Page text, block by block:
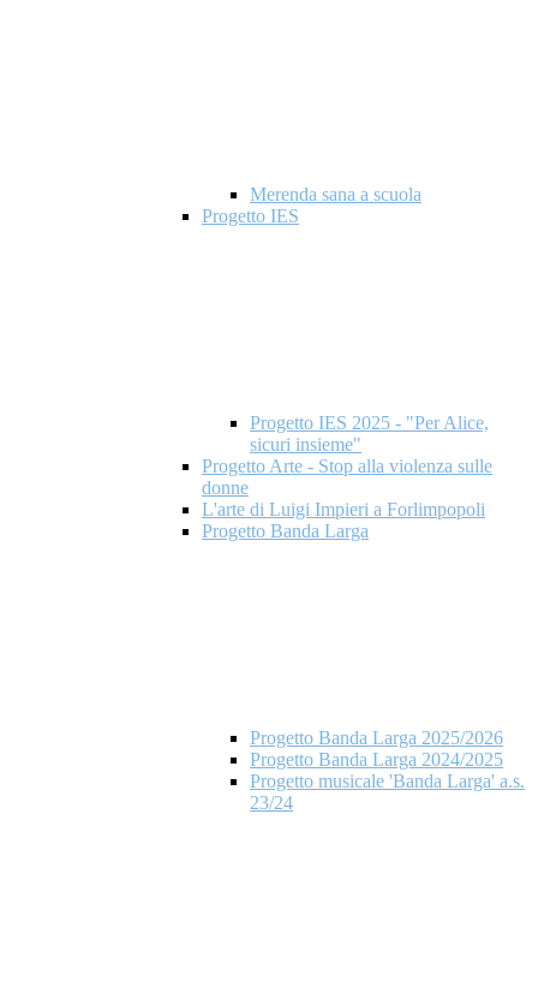
Merenda sana a scuola
Progetto IES
Progetto IES 2025 - "Per Alice,
sicuri insieme"
Progetto Arte - Stop alla violenza sulle
donne
L'arte di Luigi Impieri a Forlimpopoli
Progetto Banda Larga
Progetto Banda Larga 2025/2026
Progetto Banda Larga 2024/2025
Progetto musicale 'Banda Larga' a.s.
23/24